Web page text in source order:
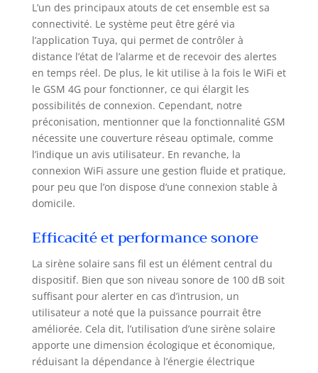
téléphone (SMS ou
application); Plan
d'évacuation; Délai
de sortie;
Activation par
télécommande et
RFID; Alimentation
d'urgence de 6 à 8
heures (voir la
description
supplémentaire
des fonctions). Le
système d'alarme
LCD (4,3 ").
COMPATIBLE avec
TUYA SMART APP:
Cette application,
disponible pour
iOS et Android,
vous permet de
contrôler notre
alarme ainsi que
L’un des principaux atouts de cet ensemble est sa
connectivité. Le système peut être géré via
l’application Tuya, qui permet de contrôler à
distance l’état de l’alarme et de recevoir des alertes
en temps réel. De plus, le kit utilise à la fois le WiFi et
le GSM 4G pour fonctionner, ce qui élargit les
possibilités de connexion. Cependant, notre
préconisation, mentionner que la fonctionnalité GSM
nécessite une couverture réseau optimale, comme
l’indique un avis utilisateur. En revanche, la
connexion WiFi assure une gestion fluide et pratique,
pour peu que l’on dispose d’une connexion stable à
domicile.
Efficacité et performance sonore
La sirène solaire sans fil est un élément central du
dispositif. Bien que son niveau sonore de 100 dB soit
suffisant pour alerter en cas d’intrusion, un
utilisateur a noté que la puissance pourrait être
améliorée. Cela dit, l’utilisation d’une sirène solaire
apporte une dimension écologique et économique,
réduisant la dépendance à l’énergie électrique